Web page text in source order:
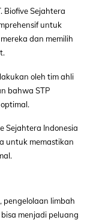
Biofive Sejahtera
untuk
dan memilih
oleh tim ahli
bahwa STP
Sejahtera Indonesia
untuk memastikan
pengelolaan limbah
menjadi peluang